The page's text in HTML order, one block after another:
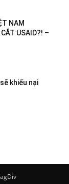
NAM
USAID?! –
khiếu nại